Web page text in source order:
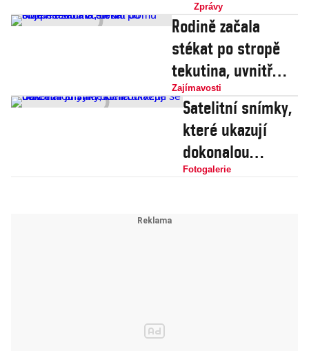
novinářku
Wallovou
záměrně,
obvinění proti
němu bude
vážnější
Zprávy
Rodině začala
stékat po stropě
tekutina, uvnitř
domu objevila obří
včelí úl
Zajímavosti
Satelitní snímky,
které ukazují
dokonalou
symetrii.
Fotogalerie